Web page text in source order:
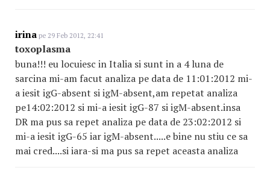
irina pe 29 Feb 2012, 22:41
toxoplasma
buna!!! eu locuiesc in Italia si sunt in a 4 luna de
sarcina mi-am facut analiza pe data de 11:01:2012 mi-
a iesit igG-absent si igM-absent,am repetat analiza
pe14:02:2012 si mi-a iesit igG-87 si igM-absent.insa
DR ma pus sa repet analiza pe data de 23:02:2012 si
mi-a iesit igG-65 iar igM-absent.....e bine nu stiu ce sa
mai cred....si iara-si ma pus sa repet aceasta analiza